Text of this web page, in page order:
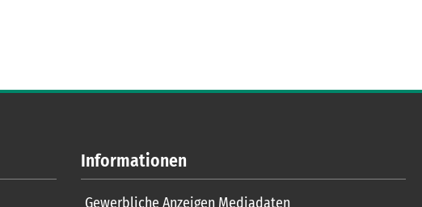
Informationen
Gewerbliche Anzeigen Mediadaten